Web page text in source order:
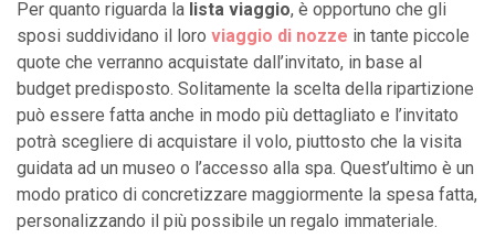
Per quanto riguarda la lista viaggio, è opportuno che gli
sposi suddividano il loro viaggio di nozze in tante piccole
quote che verranno acquistate dall’invitato, in base al
budget predisposto. Solitamente la scelta della ripartizione
può essere fatta anche in modo più dettagliato e l’invitato
potrà scegliere di acquistare il volo, piuttosto che la visita
guidata ad un museo o l’accesso alla spa. Quest’ultimo è un
modo pratico di concretizzare maggiormente la spesa fatta,
personalizzando il più possibile un regalo immateriale.